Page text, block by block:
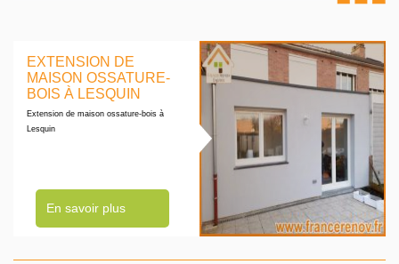
EXTENSION DE
MAISON OSSATURE-
BOIS À LESQUIN
Extension de maison ossature-bois à
Lesquin
En savoir plus